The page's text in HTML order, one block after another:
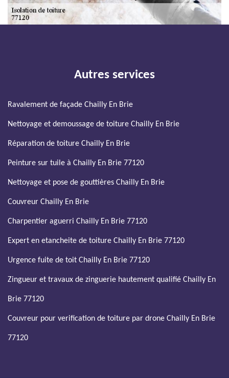
Autres services
Ravalement de façade Chailly En Brie
Nettoyage et demoussage de toiture Chailly En Brie
Réparation de toiture Chailly En Brie
Peinture sur tuile à Chailly En Brie 77120
Nettoyage et pose de gouttières Chailly En Brie
Couvreur Chailly En Brie
Charpentier aguerri Chailly En Brie 77120
Expert en etancheite de toiture Chailly En Brie 77120
Urgence fuite de toit Chailly En Brie 77120
Zingueur et travaux de zinguerie hautement qualifié Chailly En
Brie 77120
Couvreur pour verification de toiture par drone Chailly En Brie
77120